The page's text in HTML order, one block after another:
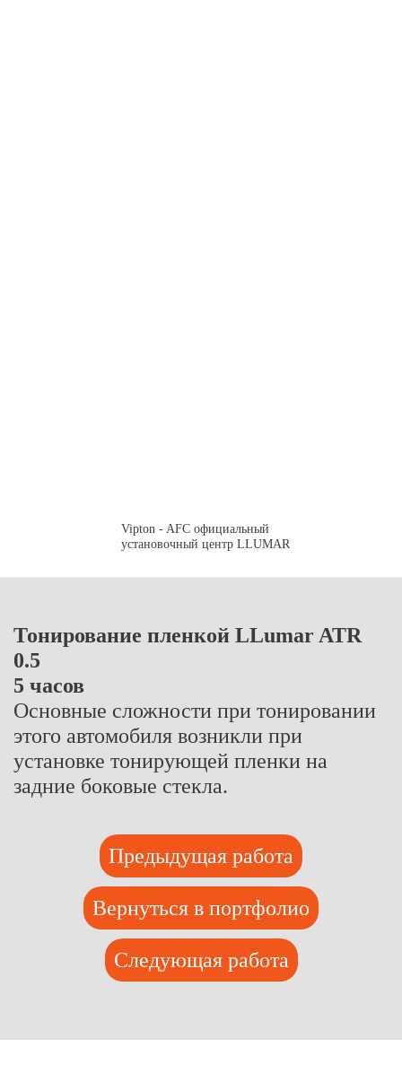
Vipton - AFC официальный
установочный центр LLUMAR
Тонирование пленкой LLumar ATR
0.5
5 часов
Основные сложности при тонировании
этого автомобиля возникли при
установке тонирующей пленки на
задние боковые стекла.
Предыдущая работа
Вернуться в портфолио
Следующая работа